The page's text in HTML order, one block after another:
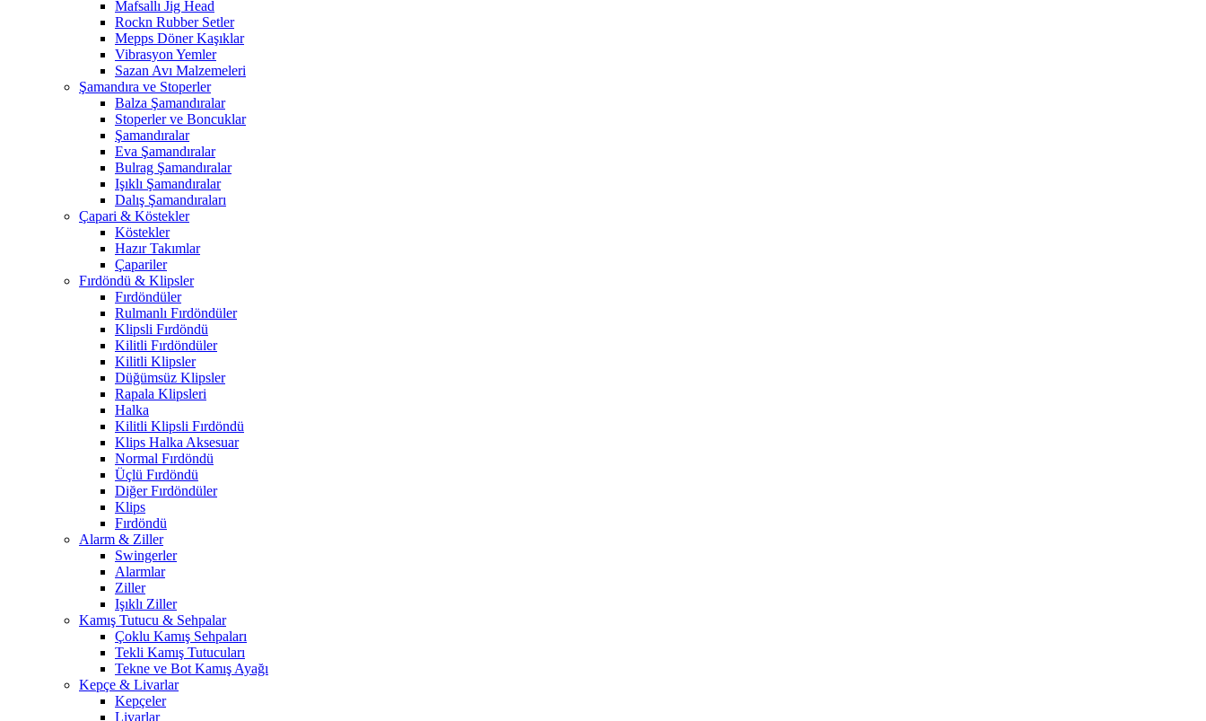
Mafsallı Jig Head
Rockn Rubber Setler
Mepps Döner Kaşıklar
Vibrasyon Yemler
Sazan Avı Malzemeleri
Şamandıra ve Stoperler
Balza Şamandıralar
Stoperler ve Boncuklar
Şamandıralar
Eva Şamandıralar
Bulrag Şamandıralar
Işıklı Şamandıralar
Dalış Şamandıraları
Çapari & Köstekler
Köstekler
Hazır Takımlar
Çapariler
Fırdöndü & Klipsler
Fırdöndüler
Rulmanlı Fırdöndüler
Klipsli Fırdöndü
Kilitli Fırdöndüler
Kilitli Klipsler
Düğümsüz Klipsler
Rapala Klipsleri
Halka
Kilitli Klipsli Fırdöndü
Klips Halka Aksesuar
Normal Fırdöndü
Üçlü Fırdöndü
Diğer Fırdöndüler
Klips
Fırdöndü
Alarm & Ziller
Swingerler
Alarmlar
Ziller
Işıklı Ziller
Kamış Tutucu & Sehpalar
Çoklu Kamış Sehpaları
Tekli Kamış Tutucuları
Tekne ve Bot Kamış Ayağı
Kepçe & Livarlar
Kepçeler
Livarlar